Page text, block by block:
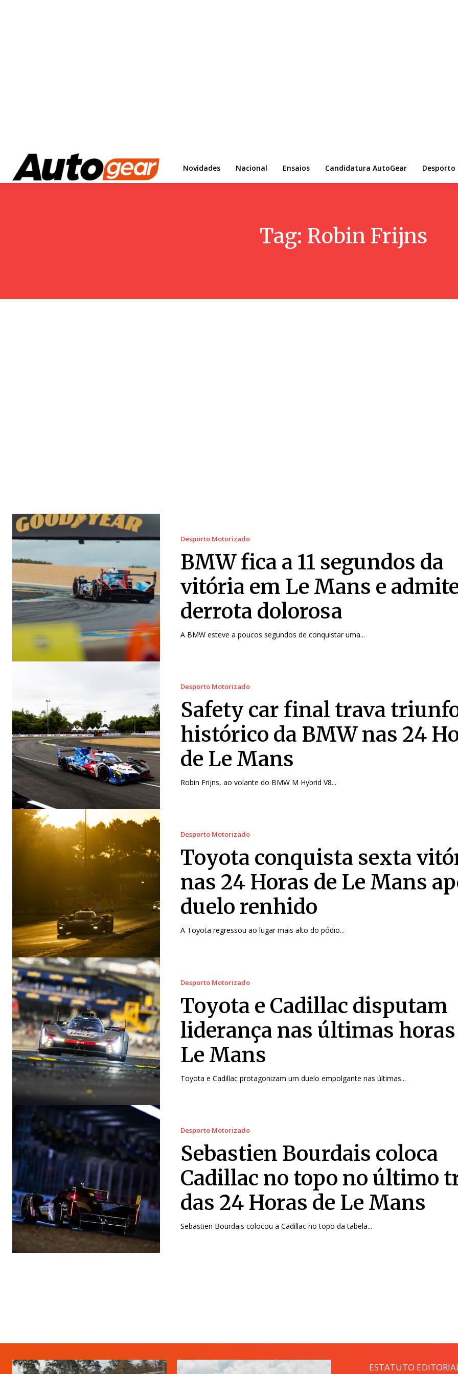
Novidades Nacional Ensaios Candidatura AutoGear
Tag: Robin Frijns
Desporto Motorizado
BMW fica a 11 segundos da
vitória em Le Mans e
derrota dolorosa
A BMW esteve a poucos segundos de conquistar uma...
Desporto Motorizado
Safety car final trava
histórico da BMW nas 24
de Le Mans
Robin Frijns, ao volante do BMW M Hybrid V8...
Desporto Motorizado
Toyota conquista sexta
nas 24 Horas de Le Mans
duelo renhido
A Toyota regressou ao lugar mais alto do pódio...
Desporto Motorizado
Toyota e Cadillac disputam
liderança nas últimas horas
Le Mans
Toyota e Cadillac protagonizam um duelo empolgante nas últimas...
Desporto Motorizado
Sebastien Bourdais coloca
Cadillac no topo no último
das 24 Horas de Le Mans
Sebastien Bourdais colocou a Cadillac no topo da tabela...
ESTATUTO